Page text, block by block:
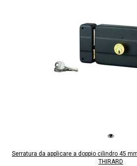
Serratura da applicare a doppio cilindro 45
THIRARD